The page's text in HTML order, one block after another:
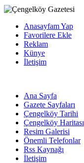
Anasayfam Yap
Favorilere Ekle
Reklam
Künye
İletişim
Ana Sayfa
Gazete Sayfaları
Çengelköy Tarihi
Çengelköy Haritası
Resim Galerisi
Önemli Telefonlar
Rss Kaynağı
İletişim